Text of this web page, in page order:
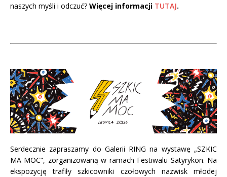
naszych myśli i odczuć? Więcej informacji TUTAJ.
Serdecznie zapraszamy do Galerii RING na wystawę „SZKIC
MA MOC”, zorganizowaną w ramach Festiwalu Satyrykon. Na
ekspozycję trafiły szkicowniki czołowych nazwisk młodej